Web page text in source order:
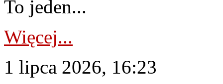
To jeden...
Więcej...
1 lipca 2026, 16:23